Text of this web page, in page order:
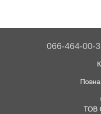
066-464-00-
Повна
ТОВ